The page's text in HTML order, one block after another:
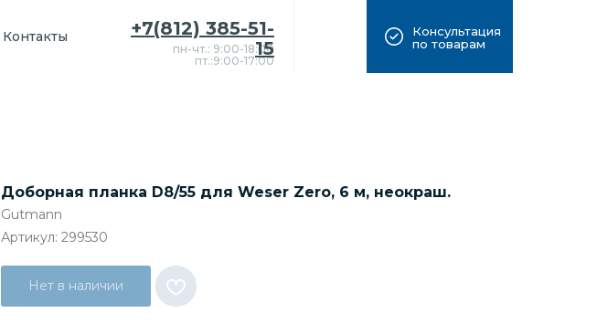
Консультация
по товарам
пн-чт.: 9:00-18:00
пт.:9:00-17:00
+7(812) 385-51-
15
Контакты
Доборная планка D8/55 для Weser Zero, 6 м, неокраш.
Gutmann
Артикул: 299530
Нет в наличии